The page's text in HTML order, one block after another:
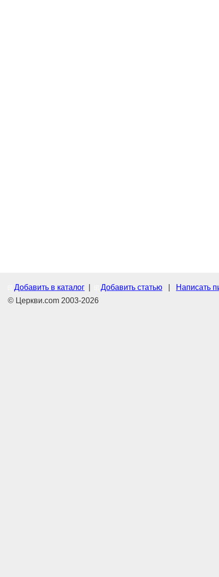
Добавить в каталог Добавить статью
Написать
© Церкви.com 2003-2026